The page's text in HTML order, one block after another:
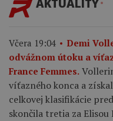
AKTUALITY
Včera 19:04
Demi
odvážnom útoku a
France Femmes.
víťazného konca a
celkovej klasifikácie
skončila tretia za